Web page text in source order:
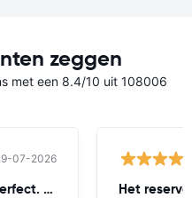
zeggen
met een 8.4/10 uit 108006
07-2026
Zoals gewend, helemaal perfect. Worry Het